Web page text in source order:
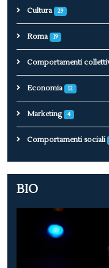
Cultura 29
Roma 19
Comportamenti
Economia 12
Marketing 4
Comportamenti sociali
BIO